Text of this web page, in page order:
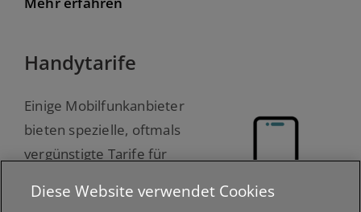
Handytarife
Einige Mobilfunkanbieter
bieten spezielle, oftmals
vergünstigte Tarife für
Personen an:
Diese Website verwendet Cookies